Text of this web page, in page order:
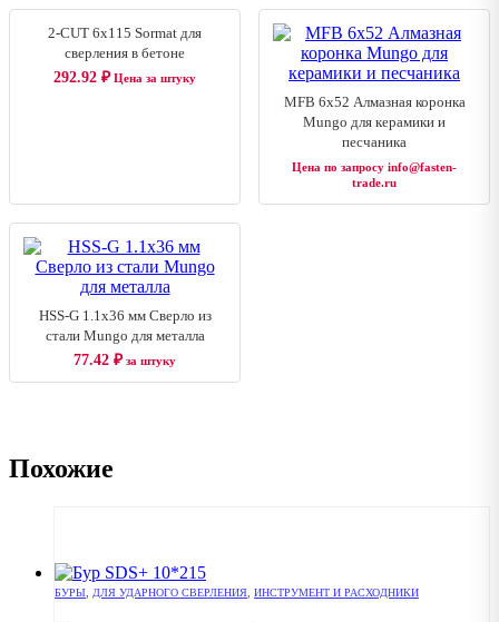
2-CUT 6x115 Sormat для
сверления в бетоне
292.92 ₽Цена за штуку
MFB 6x52 Алмазная коронка
Mungo для керамики и
песчаника
Цена по запросу info@fasten-
trade.ru
HSS-G 1.1x36 мм Сверло из
стали Mungo для металла
77.42 ₽за штуку
Похожие
БУРЫ, ДЛЯ УДАРНОГО СВЕРЛЕНИЯ, ИНСТРУМЕНТ И РАСХОДНИКИ